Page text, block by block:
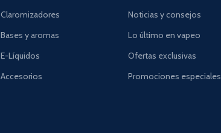
Claromizadores
Bases y aromas
E-Líquidos
Accesorios
Noticias y consejos
Lo último en vapeo
Ofertas exclusivas
Promociones especiales